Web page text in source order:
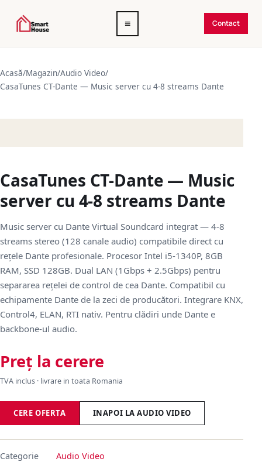
Deschide
meniul
≡ Contact
Acasă/Magazin/Audio Video/
CasaTunes CT-Dante — Music server cu 4-8 streams Dante
CasaTunes CT-Dante — Music
server cu 4-8 streams Dante
Music server cu Dante Virtual Soundcard integrat — 4-8
streams stereo (128 canale audio) compatibile direct cu
rețele Dante profesionale. Procesor Intel i5-1340P, 8GB
RAM, SSD 128GB. Dual LAN (1Gbps + 2.5Gbps) pentru
separarea rețelei de control de cea Dante. Compatibil cu
echipamente Dante de la zeci de producători. Integrare KNX,
Control4, ELAN, RTI nativ. Pentru clădiri unde Dante e
backbone-ul audio.
Preț la cerere
TVA inclus · livrare in toata Romania
CERE OFERTA INAPOI LA AUDIO VIDEO
Categorie
Audio Video